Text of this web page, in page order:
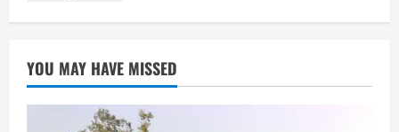
YOU MAY HAVE MISSED